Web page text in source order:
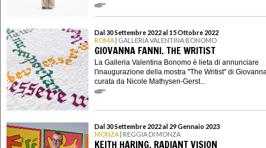
Dal 30 Settembre 2022 al 15 Ottobre 2022
ROMA | GALLERIA VALENTINA BONOMO
GIOVANNA FANNI. THE WRITIST
La Galleria Valentina Bonomo è lieta di annunciare
l'inaugurazione della mostra "The Writist" di
curata da Nicole Mathysen-Gerst...
Dal 30 Settembre 2022 al 29 Gennaio 2023
MONZA | REGGIA DI MONZA
KEITH HARING. RADIANT VISION